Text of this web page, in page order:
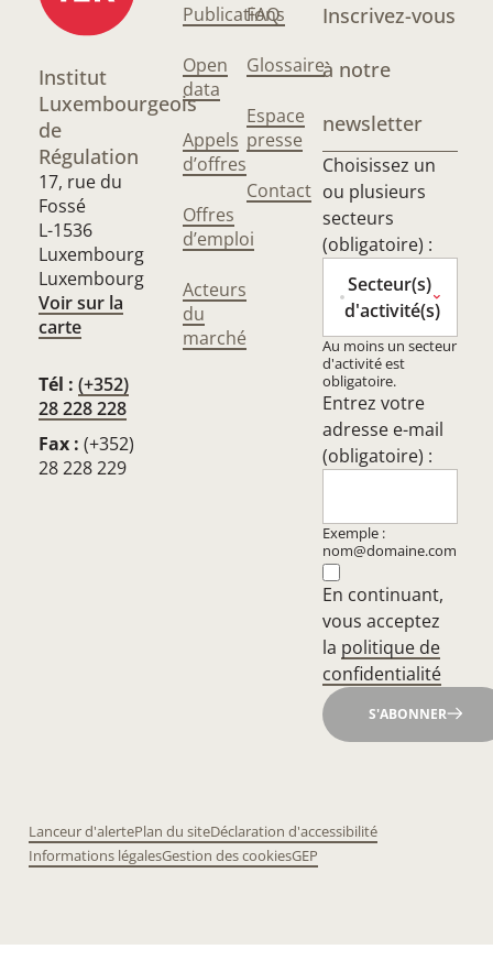
Institut
Luxembourgeois
de
Régulation
17, rue du
Fossé
L-1536
Luxembourg
Luxembourg
Voir sur la
carte
Tél : (+352)
28 228 228
Fax : (+352)
28 228 229
Publications
Open
data
Appels
d’offres
Offres
d’emploi
Acteurs
du
marché
FAQ
Glossaire
Espace
presse
Contact
Inscrivez-vous
à notre
newsletter
Choisissez un
ou plusieurs
secteurs
(obligatoire) :
Secteur(s)
d'activité(s)
Au moins un secteur
d'activité est
obligatoire.
Entrez votre
adresse e-mail
(obligatoire) :
Exemple :
nom@domaine.com
En continuant,
vous acceptez
la politique de
confidentialité
S'ABONNER
Lanceur d'alertePlan du siteDéclaration d'accessibilité
Informations légalesGestion des cookiesGEP